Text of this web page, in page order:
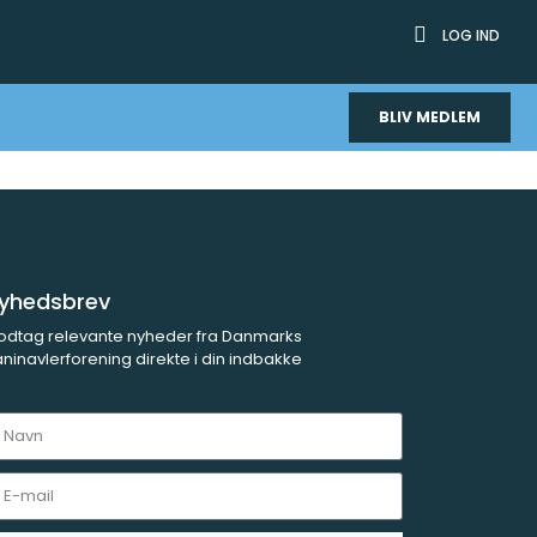
LOG IND
BLIV MEDLEM
relevante nyheder fra Danmarks
direkte i din indbakke